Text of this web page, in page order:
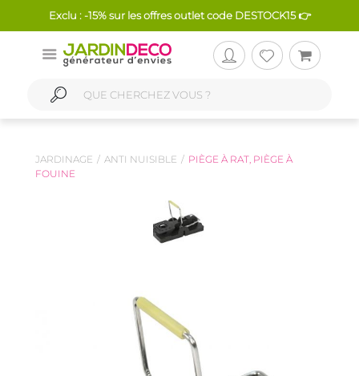
Exclu : -15% sur les offres outlet code DESTOCK15 👉
JARDINAGE ANTI NUISIBLE
PIÈGE À RAT, PIÈGE À
FOUINE